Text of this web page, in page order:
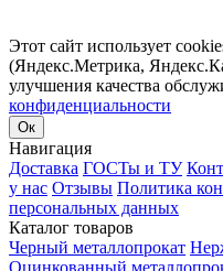
Этот сайт использует
(Яндекс.Метрика,
улучшения качества
конфиденциальности
Ок
Навигация
Доставка ГОСТы и ТУ
у нас Отзывы Политика
персональных данных
Каталог товаров
Черный металлопрокат